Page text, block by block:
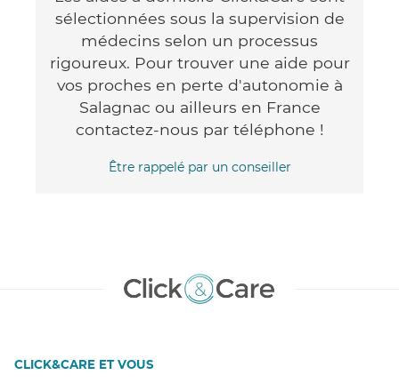
sélectionnées sous la supervision de
médecins selon un processus
rigoureux. Pour trouver une aide pour
vos proches en perte d'autonomie à
Salagnac ou ailleurs en France
contactez-nous par téléphone !
Être rappelé par un conseiller
CLICK&CARE ET VOUS